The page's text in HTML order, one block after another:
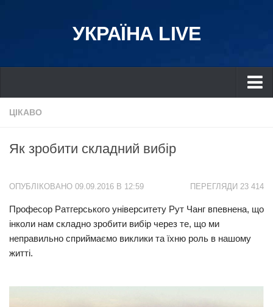
УКРАЇНА LIVE
Україна
Дніпро
Івано-Франківськ
Харків
ЦІКАВО
Як зробити складний вибір
ПЕРЕГЛЯДИ 23 414
ОПУБЛІКОВАНО 09.09.2016 В 12:59
Професор Ратгерського університету Рут Чанг впевнена, що
інколи нам складно зробити вибір через те, що ми
неправильно сприймаємо виклики та їхню роль в нашому
житті.